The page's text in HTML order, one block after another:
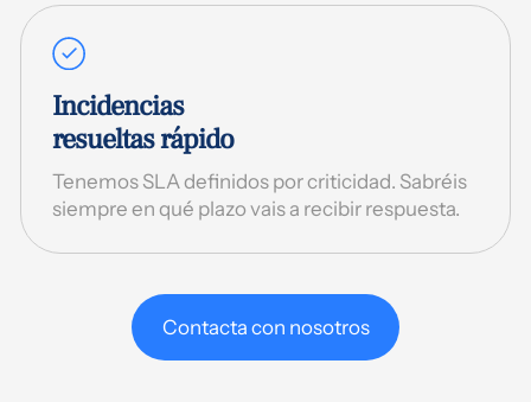
Incidencias
resueltas rápido
Tenemos SLA definidos por criticidad. Sabréis
siempre en qué plazo vais a recibir respuesta.
Contacta con nosotros